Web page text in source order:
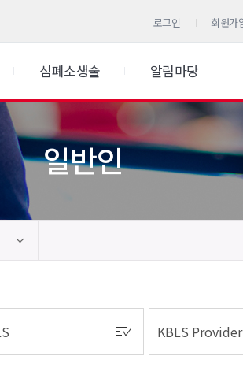
로그인 회원가
심폐소생술 알림마당
일반인